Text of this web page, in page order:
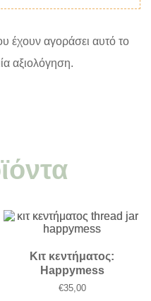
έχουν αγοράσει αυτό το
αξιολόγηση.
Κιτ κεντήματος:
Happymess
€35,00